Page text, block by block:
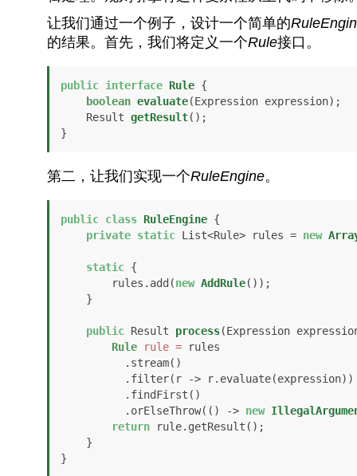
让我们通过一个例子，设计一个简单的
的结果。首先，我们将定义一个Rule接口。
public interface Rule {
boolean evaluate(Expression expression) ;
    Result
getResult() ;
}
第二，让我们实现一个RuleEngine。
public class RuleEngine {
private static List<Rule> rules = new
static {
        rules.add(
new AddRule());
public Result process(Expression
Rule
rule = rules
          .orElseThrow(() ->
new
return rule.getResult();
}